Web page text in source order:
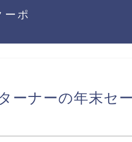
ーポ
ーナーの年末セ